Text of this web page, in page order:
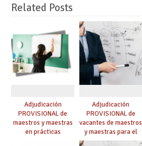
Related Posts
Adjudicación
PROVISIONAL de
maestros y maestras
en prácticas
Adjudicación
PROVISIONAL de
vacantes de maestros
y maestras para el
curso 26-27